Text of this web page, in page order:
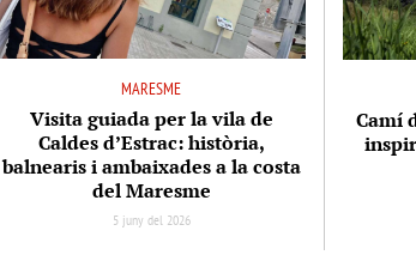
MARESME
Visita guiada per la vila de
Caldes d’Estrac: història,
balnearis i ambaixades a la costa
del Maresme
5 juny del 2026
Camí